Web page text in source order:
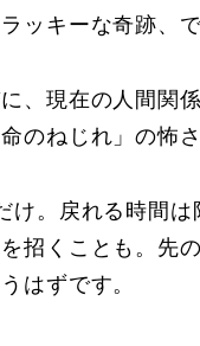
ッキーな奇跡、
、現在の人間関
のねじれ」の怖
け。戻れる時間
招くことも。先
はずです。